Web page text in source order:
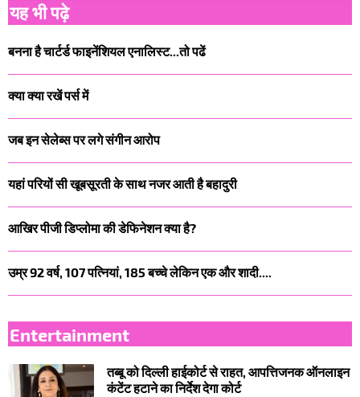
यह भी पढ़े
बनना है चार्टर्ड फाइनेंशियल एनालिस्ट...तो पढें
क्या क्या रखें पर्स में
जब इन सेलेब्स पर लगे संगीन आरोप
यहां परियों सी खूबसूरती के साथ नजर आती है बहादुरी
आखिर पीजी डिप्लोमा की डेफिनेशन क्या है?
उम्र 92 वर्ष, 107 पत्नियां, 185 बच्चे लेकिन एक और शादी....
Entertainment
तब्बू को दिल्ली हाईकोर्ट से राहत, आपत्तिजनक ऑनलाइन
कंटेंट हटाने का निर्देश देगा कोर्ट